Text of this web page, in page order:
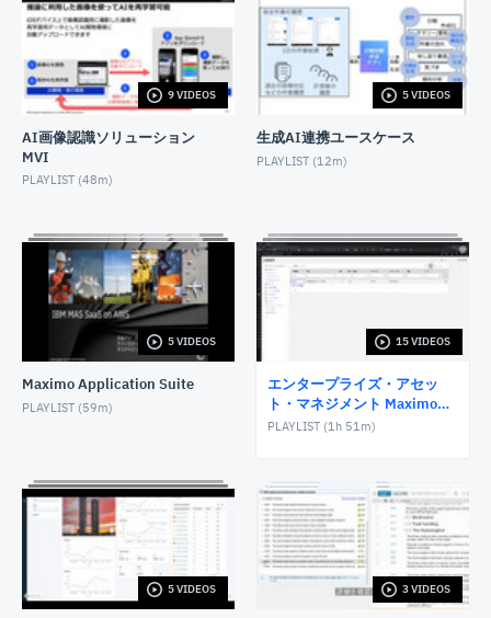
Maximo Calibration較正管理
MARCH 13, 2023
Maximo Manageテーラリング
JANUARY 19, 2023
MaximoとBIM情報を活用した設備保全
橋梁資産管理 Maximo Civil Infrastructure
MARCH 7, 2023
MVI Manage Monitor連携デモ
AUGUST 24, 2022
Maximoと画像AIを活用した設備の長寿命化
JUNE 18, 2023
Maximo Manage設備保全管理のデータを活用した
Cognos Analyticsのデモ
JUNE 26, 2023
9 VIDEOS
AI画像認識ソリューション
MVI
PLAYLIST (48m)
5 VIDEOS
生成AI連携ユースケース
PLAYLIST (12m)
5 VIDEOS
Maximo Application Suite
PLAYLIST (59m)
15 VIDEOS
エンタープライズ・アセッ
ト・マネジメント Maximo
Manage
PLAYLIST (1h 51m)
5 VIDEOS 3 VIDEOS